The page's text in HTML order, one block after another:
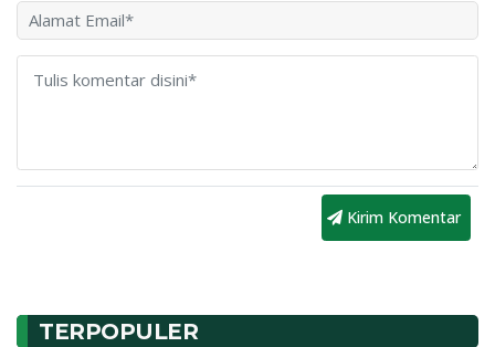
Kirim Komentar
TERPOPULER